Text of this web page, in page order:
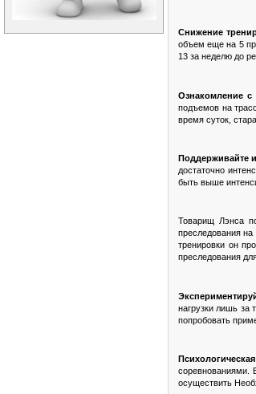
Снижение
объем еще на 5
13 за неделю до
Ознакомление с
подъемов на
время суток,
Поддерживайте
достаточно
быть выше
Товарищ Лэнса
преследования
тренировки он
преследования
нагрузки лишь за
попробовать
соревнованиями.
осуществить